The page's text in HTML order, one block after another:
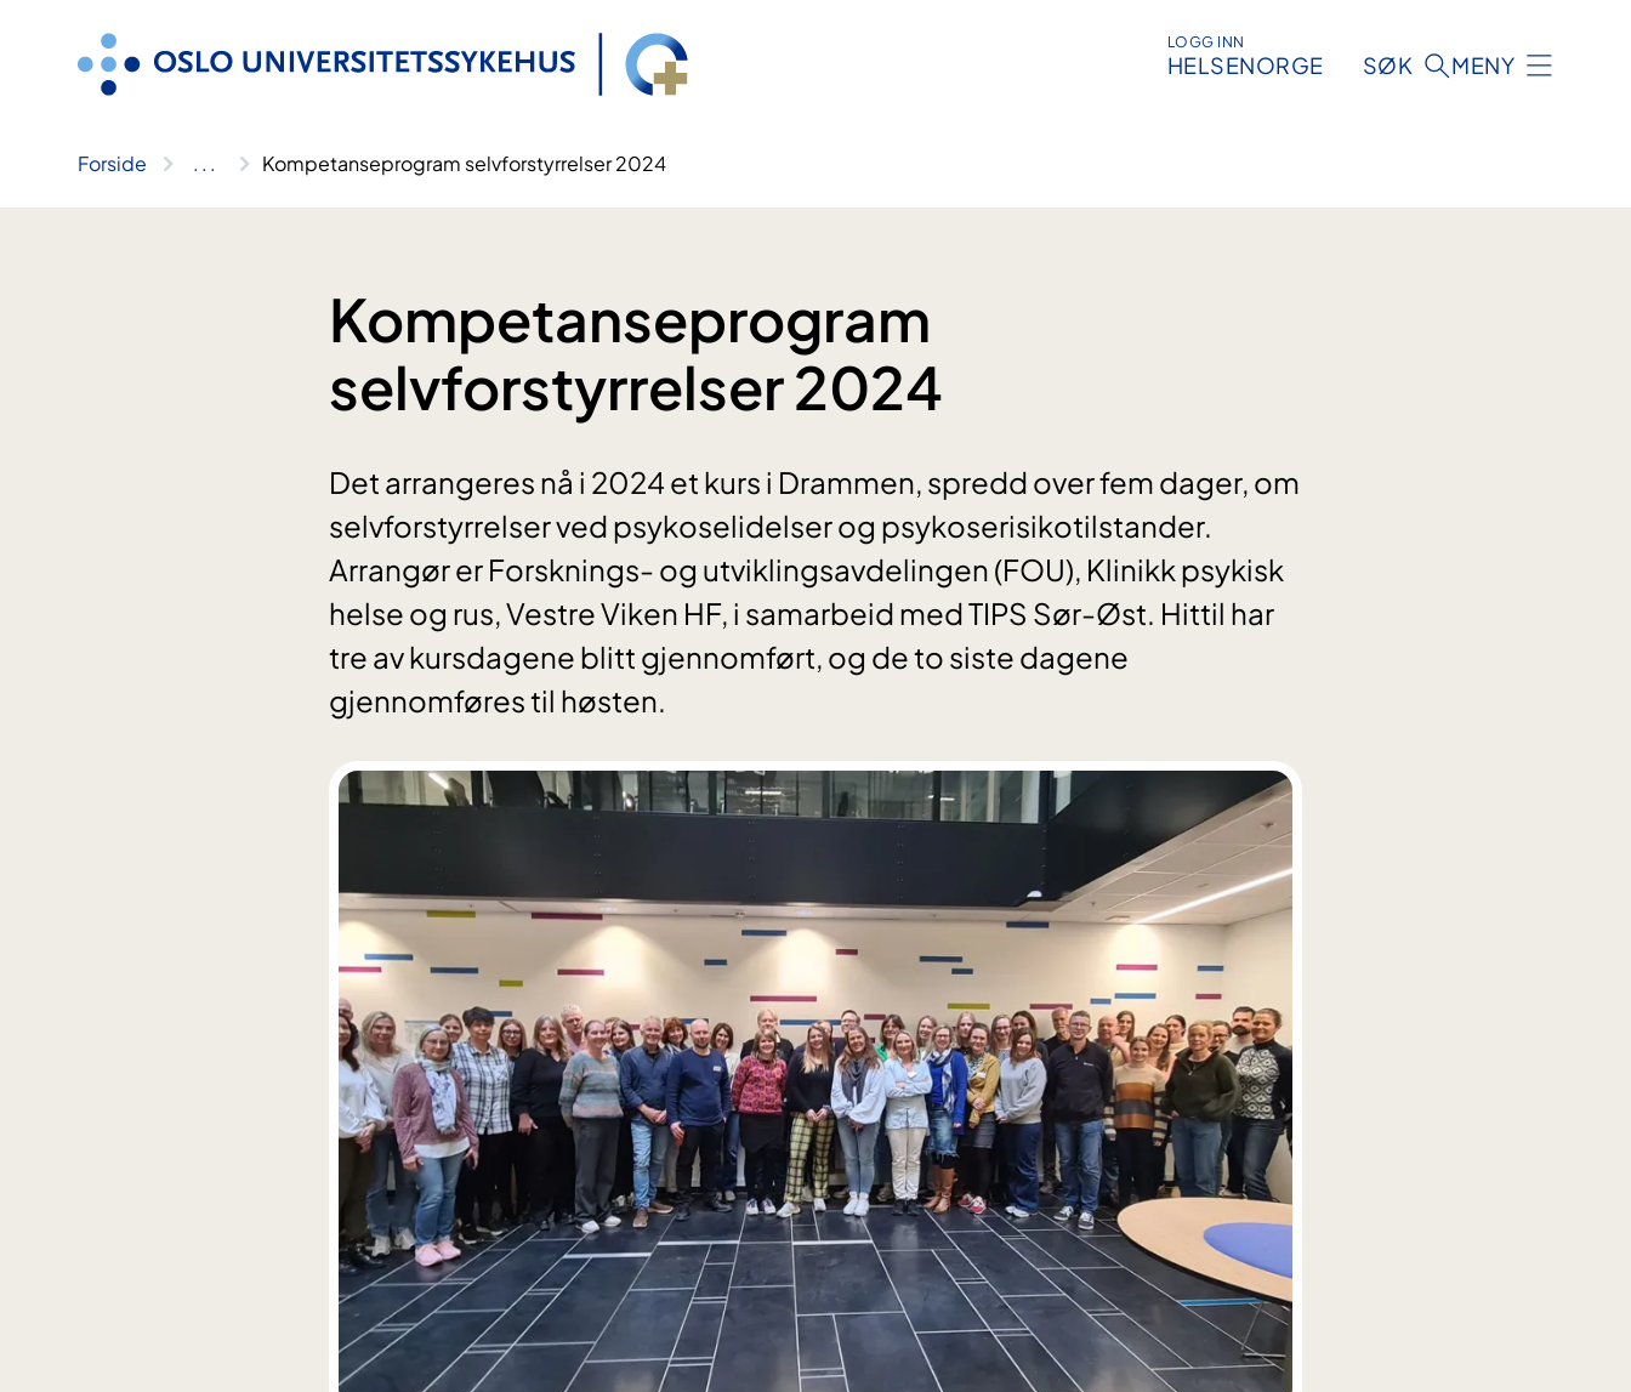
LOGG INN
HELSENORGE SØK MENY
Forside .. . Kompetanseprogram selvforstyrrelser 2024
Kompetanseprogram
selvforstyrrelser 2024
Det arrangeres nå i 2024 et kurs i Drammen, spredd over fem dager, om
selvforstyrrelser ved psykoselidelser og psykoserisikotilstander.
Arrangør er Forsknings- og utviklingsavdelingen (FOU), Klinikk psykisk
helse og rus, Vestre Viken HF, i samarbeid med TIPS Sør-Øst. Hittil har
tre av kursdagene blitt gjennomført, og de to siste dagene
gjennomføres til høsten.